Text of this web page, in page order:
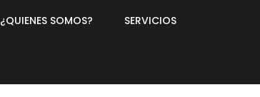
¿QUIENES SOMOS? SERVICIOS